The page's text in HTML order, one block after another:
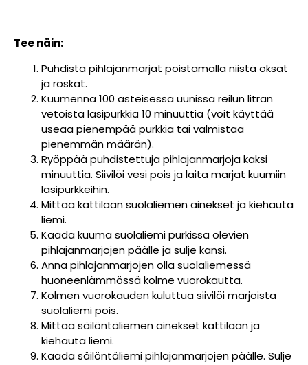
Tee näin:
Puhdista pihlajanmarjat poistamalla niistä oksat
ja roskat.
Kuumenna 100 asteisessa uunissa reilun litran
vetoista lasipurkkia 10 minuuttia (voit käyttää
useaa pienempää purkkia tai valmistaa
pienemmän määrän).
Ryöppää puhdistettuja pihlajanmarjoja kaksi
minuuttia. Siivilöi vesi pois ja laita marjat kuumiin
lasipurkkeihin.
Mittaa kattilaan suolaliemen ainekset ja kiehauta
liemi.
Kaada kuuma suolaliemi purkissa olevien
pihlajanmarjojen päälle ja sulje kansi.
Anna pihlajanmarjojen olla suolaliemessä
huoneenlämmössä kolme vuorokautta.
Kolmen vuorokauden kuluttua siivilöi marjoista
suolaliemi pois.
Mittaa säilöntäliemen ainekset kattilaan ja
kiehauta liemi.
Kaada säilöntäliemi pihlajanmarjojen päälle. Sulje